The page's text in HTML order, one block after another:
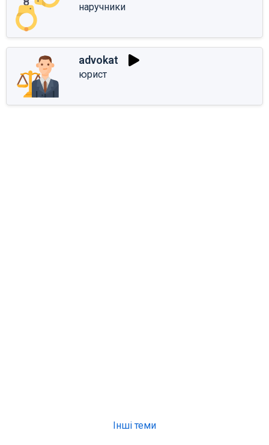
наручники
advokat
юрист
Інші теми